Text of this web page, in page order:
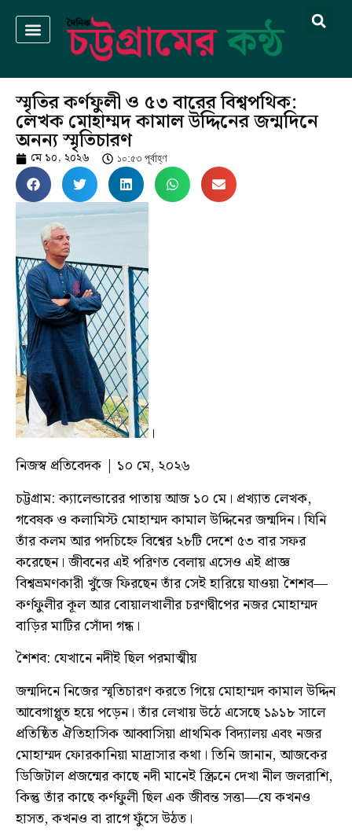
স্মৃতির কর্ণফুলী ও ৫৩ বারের বিশ্বপথিক:
লেখক মোহাম্মদ কামাল উদ্দিনের জন্মদিনে
অনন্য স্মৃতিচারণ
মে ১০, ২০২৬ ১০:৫৩ পূর্বাহ্ণ
।
নিজস্ব প্রতিবেদক | ১০ মে, ২০২৬
চট্টগ্রাম: ক্যালেন্ডারের পাতায় আজ ১০ মে। প্রখ্যাত লেখক,
গবেষক ও কলামিস্ট মোহাম্মদ কামাল উদ্দিনের জন্মদিন। যিনি
তাঁর কলম আর পদচিহ্নে বিশ্বের ২৮টি দেশে ৫৩ বার সফর
করেছেন। জীবনের এই পরিণত বেলায় এসেও এই প্রাজ্ঞ
বিশ্বভ্রমণকারী খুঁজে ফিরছেন তাঁর সেই হারিয়ে যাওয়া শৈশব—
কর্ণফুলীর কূল আর বোয়ালখালীর চরণদ্বীপের নজর মোহাম্মদ
বাড়ির মাটির সোঁদা গন্ধ।
শৈশব: যেখানে নদীই ছিল পরমাত্মীয়
জন্মদিনে নিজের স্মৃতিচারণ করতে গিয়ে মোহাম্মদ কামাল উদ্দিন
আবেগাপ্লুত হয়ে পড়েন। তাঁর লেখায় উঠে এসেছে ১৯১৮ সালে
প্রতিষ্ঠিত ঐতিহাসিক আব্বাসিয়া প্রাথমিক বিদ্যালয় এবং নজর
মোহাম্মদ ফোরকানিয়া মাদ্রাসার কথা। তিনি জানান, আজকের
ডিজিটাল প্রজন্মের কাছে নদী মানেই স্ক্রিনে দেখা নীল জলরাশি,
কিন্তু তাঁর কাছে কর্ণফুলী ছিল এক জীবন্ত সত্তা—যে কখনও
হাসত, কখনও বা রাগে ফুঁসে উঠত।